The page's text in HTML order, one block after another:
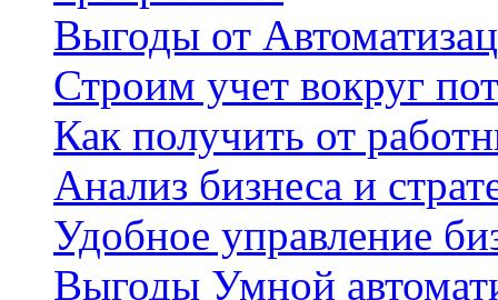
Выгоды от
Строим учет вокруг
Как получить от
Анализ бизнеса и
Удобное управление
Выгоды Умной